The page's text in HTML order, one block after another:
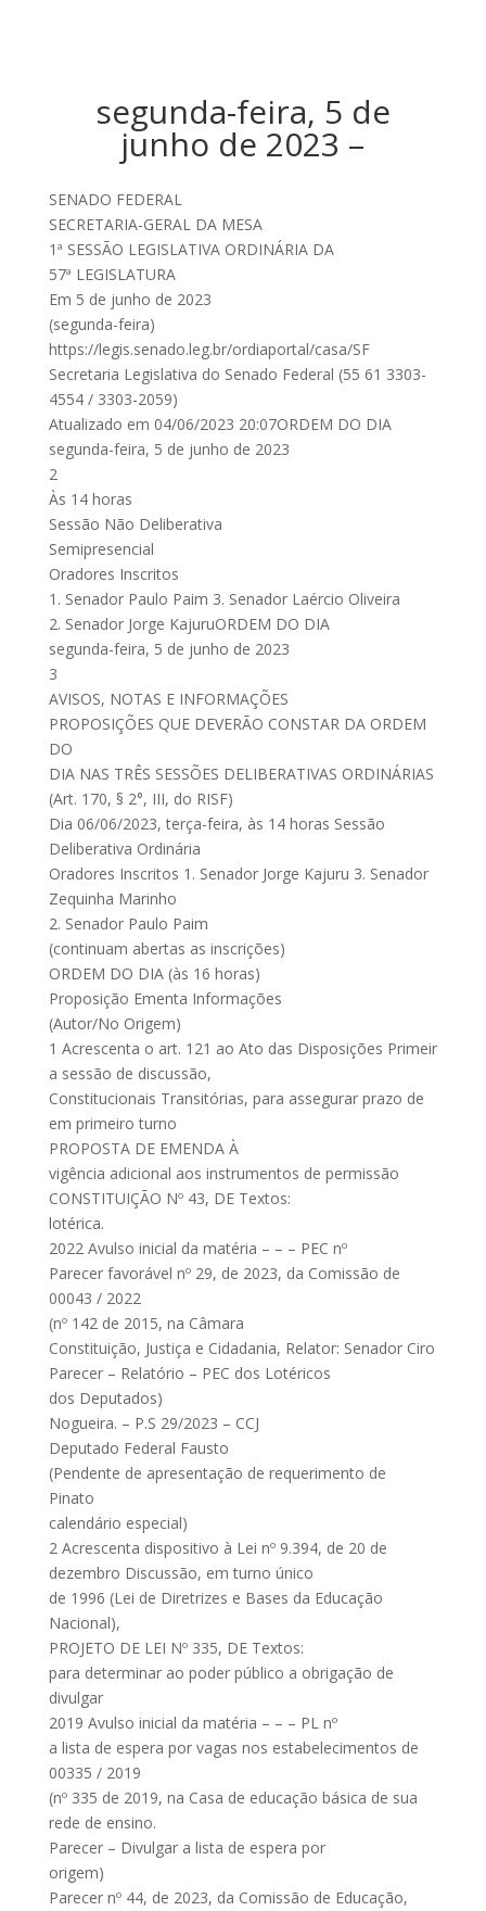
segunda-feira, 5 de
junho de 2023 –
SENADO FEDERAL
SECRETARIA-GERAL DA MESA
1ª SESSÃO LEGISLATIVA ORDINÁRIA DA
57ª LEGISLATURA
Em 5 de junho de 2023
(segunda-feira)
https://legis.senado.leg.br/ordiaportal/casa/SF
Secretaria Legislativa do Senado Federal (55 61 3303-
4554 / 3303-2059)
Atualizado em 04/06/2023 20:07ORDEM DO DIA
segunda-feira, 5 de junho de 2023
2
Às 14 horas
Sessão Não Deliberativa
Semipresencial
Oradores Inscritos
1. Senador Paulo Paim 3. Senador Laércio Oliveira
2. Senador Jorge KajuruORDEM DO DIA
segunda-feira, 5 de junho de 2023
3
AVISOS, NOTAS E INFORMAÇÕES
PROPOSIÇÕES QUE DEVERÃO CONSTAR DA ORDEM
DO
DIA NAS TRÊS SESSÕES DELIBERATIVAS ORDINÁRIAS
(Art. 170, § 2°, III, do RISF)
Dia 06/06/2023, terça-feira, às 14 horas Sessão
Deliberativa Ordinária
Oradores Inscritos 1. Senador Jorge Kajuru 3. Senador
Zequinha Marinho
2. Senador Paulo Paim
(continuam abertas as inscrições)
ORDEM DO DIA (às 16 horas)
Proposição Ementa Informações
(Autor/No Origem)
1 Acrescenta o art. 121 ao Ato das Disposições Primeir
a sessão de discussão,
Constitucionais Transitórias, para assegurar prazo de
em primeiro turno
PROPOSTA DE EMENDA À
vigência adicional aos instrumentos de permissão
CONSTITUIÇÃO Nº 43, DE Textos:
lotérica.
2022 Avulso inicial da matéria – – – PEC nº
Parecer favorável nº 29, de 2023, da Comissão de
00043 / 2022
(nº 142 de 2015, na Câmara
Constituição, Justiça e Cidadania, Relator: Senador Ciro
Parecer – Relatório – PEC dos Lotéricos
dos Deputados)
Nogueira. – P.S 29/2023 – CCJ
Deputado Federal Fausto
(Pendente de apresentação de requerimento de
Pinato
calendário especial)
2 Acrescenta dispositivo à Lei nº 9.394, de 20 de
dezembro Discussão, em turno único
de 1996 (Lei de Diretrizes e Bases da Educação
Nacional),
PROJETO DE LEI Nº 335, DE Textos:
para determinar ao poder público a obrigação de
divulgar
2019 Avulso inicial da matéria – – – PL nº
a lista de espera por vagas nos estabelecimentos de
00335 / 2019
(nº 335 de 2019, na Casa de educação básica de sua
rede de ensino.
Parecer – Divulgar a lista de espera por
origem)
Parecer nº 44, de 2023, da Comissão de Educação,